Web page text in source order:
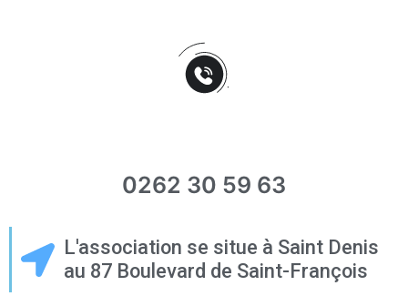
0262 30 59 63
L'association se situe à Saint Denis
au 87 Boulevard de Saint-François